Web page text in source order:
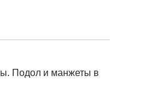
Подол и манжеты в